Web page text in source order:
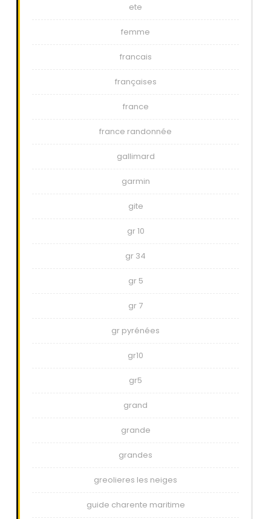
ete
femme
francais
françaises
france
france randonnée
gallimard
garmin
gite
gr 10
gr 34
gr 5
gr 7
gr pyrénées
gr10
gr5
grand
grande
grandes
greolieres les neiges
guide charente maritime